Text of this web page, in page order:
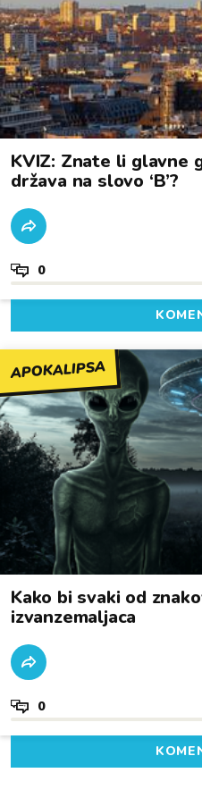
KVIZ: Znate li glavne
država na slovo ‘B’?
0
APOKALIPSA
Kako bi svaki od
izvanzemaljaca
0